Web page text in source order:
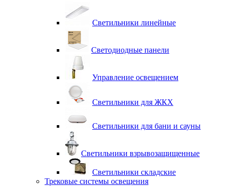
Светильники линейные
Светодиодные панели
Управление освещением
Светильники для ЖКХ
Светильники для бани и сауны
Светильники взрывозащищенные
Светильники складские
Трековые системы освещения